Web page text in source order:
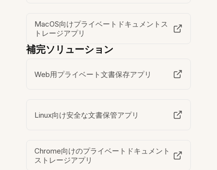
MacOS向けプライベートドキュメントス
トレージアプリ
補完ソリューション
Web用プライベート文書保存アプリ
Linux向け安全な文書保管アプリ
Chrome向けのプライベートドキュメント
ストレージアプリ